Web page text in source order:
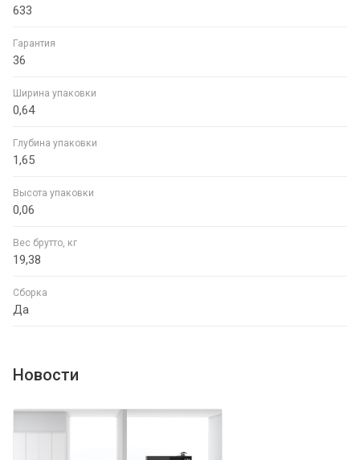
633
Гарантия
36
Ширина упаковки
0,64
Глубина упаковки
1,65
Высота упаковки
0,06
Вес брутто, кг
19,38
Сборка
Да
Новости